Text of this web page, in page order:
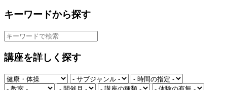
キーワードから探す
講座を詳しく探す